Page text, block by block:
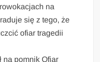
na
się z tego, że
ofiar tragedii
na pomnik Ofiar